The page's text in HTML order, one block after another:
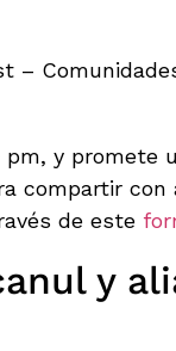
–
pm, y promete
compartir con
de este
y